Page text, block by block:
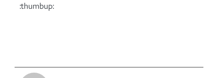
:thumbup: